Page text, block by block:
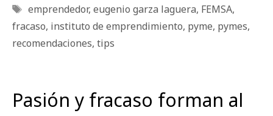
Etiquetas
emprendedor, eugenio garza laguera, FEMSA,
fracaso, instituto de emprendimiento, pyme, pymes,
recomendaciones, tips
Pasión y fracaso forman al